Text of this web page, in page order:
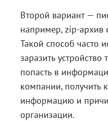
Второй вариант —
например, zip-
Такой способ часто
заразить
попасть в
компании, получить
информацию и
организации.